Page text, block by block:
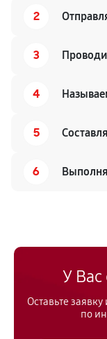
2
3
4
5
6
У Вас
Оставьте
по